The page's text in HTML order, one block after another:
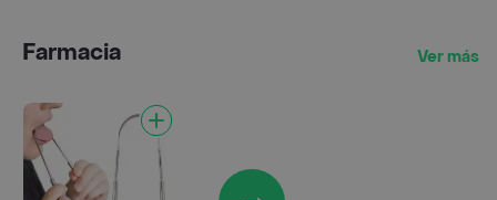
Farmacia Ver más